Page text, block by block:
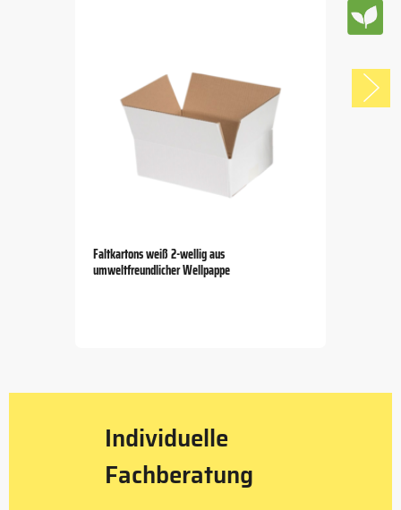
Faltkartons weiß 2-wellig aus
umweltfreundlicher Wellpappe
Individuelle
Fachberatung